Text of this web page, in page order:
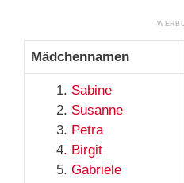
Mädchennamen
Sabine
Susanne
Petra
Birgit
Gabriele